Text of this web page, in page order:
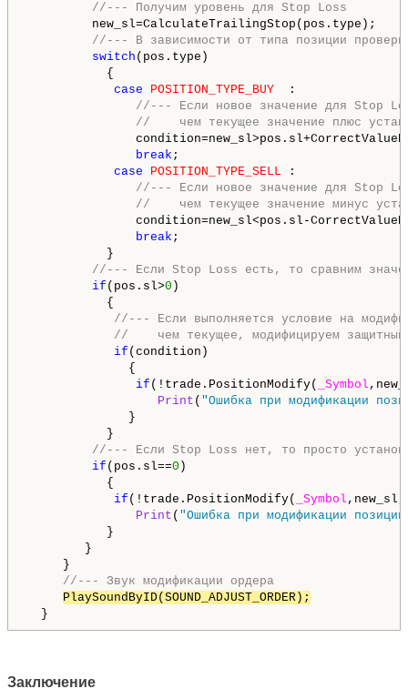
//--- Получим уровень для Stop Loss
new_sl=CalculateTrailingStop(pos.type);
//--- В зависимости от типа позиции
switch (pos.type)
{
case
POSITION_TYPE_BUY :
//--- Если новое значение для Stop
//    чем текущее значение плюс
break ;
case
POSITION_TYPE_SELL :
//--- Если новое значение для Stop
//    чем текущее значение минус
condition=new_sl<pos.sl-
break ;
}
//--- Если Stop Loss есть, то сравним
if (pos.sl>0 )
{
//--- Если выполняется условие на
//    чем текущее, модифицируем
if (condition)
{
if (!trade.PositionModify( _Symbol
Print ( "Ошибка при модификации
}
}
//--- Если Stop Loss нет, то просто
if (pos.sl==0 )
{
if (!trade.PositionModify( _Symbol
Print ( "Ошибка при модификации
}
}
}
//--- Звук модификации ордера
PlaySoundByID(SOUND_ADJUST_ORDER);
}
Заключение